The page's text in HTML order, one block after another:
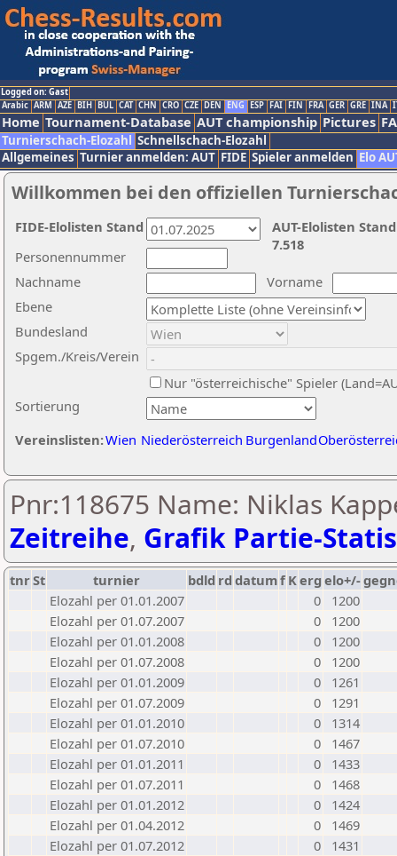
Logged on: Gast
Arabic ARM AZE BIH BUL CAT CHN CRO CZE DEN ENG ESP FAI FIN FRA GER GRE INA
Home Tournament-Database AUT championship Pictures
Turnierschach-Elozahl Schnellschach-Elozahl
Allgemeines Turnier anmelden: AUT FIDE Spieler anmelden Elo
Willkommen bei den offiziellen
Nachname
Vorname
Ebene
Sortierung
Personennummer
Bundesland
Spgem./Kreis/Verein
Nur "österreichische" Spieler
Vereinslisten:Wien Niederösterreich Burgenland
AUT-Elolisten
7.518
FIDE-Elolisten Stand
Pnr:118675 Name: Niklas
Zeitreihe, Grafik Partie-
tnrSt turnier bdld rd datumf Kerg elo+/-
Elozahl per 01.01.2007
0
1200
Elozahl per 01.07.2007
0
1200
Elozahl per 01.01.2008
0
1200
Elozahl per 01.07.2008
0
1200
Elozahl per 01.01.2009
0
1261
Elozahl per 01.07.2009
0
1291
Elozahl per 01.01.2010
0
1314
Elozahl per 01.07.2010
0
1467
Elozahl per 01.01.2011
0
1433
Elozahl per 01.07.2011
0
1468
Elozahl per 01.01.2012
0
1424
Elozahl per 01.04.2012
0
1469
Elozahl per 01.07.2012
0
1431